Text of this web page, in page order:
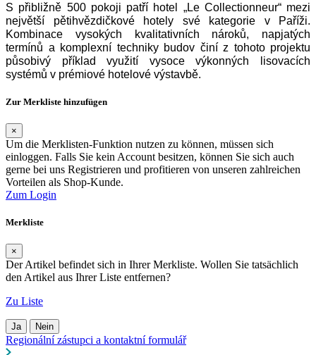
S přibližně 500 pokoji patří hotel „Le Collectionneur“ mezi
největší pětihvězdičkové hotely své kategorie v Paříži.
Kombinace vysokých kvalitativních nároků, napjatých
termínů a komplexní techniky budov činí z tohoto projektu
působivý příklad využití vysoce výkonných lisovacích
systémů v prémiové hotelové výstavbě.
Zur Merkliste hinzufügen
×
Um die Merklisten-Funktion nutzen zu können, müssen sich
einloggen. Falls Sie kein Account besitzen, können Sie sich auch
gerne bei uns Registrieren und profitieren von unseren zahlreichen
Vorteilen als Shop-Kunde.
Zum Login
Merkliste
×
Der Artikel befindet sich in Ihrer Merkliste. Wollen Sie tatsächlich
den Artikel aus Ihrer Liste entfernen?
Zu Liste
Ja Nein
Regionální zástupci a kontaktní formulář